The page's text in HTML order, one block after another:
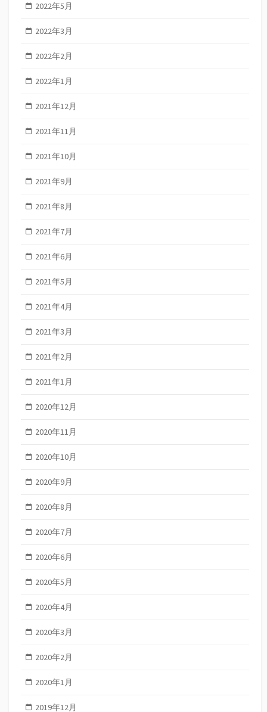
2022年5月
2022年3月
2022年2月
2022年1月
2021年12月
2021年11月
2021年10月
2021年9月
2021年8月
2021年7月
2021年6月
2021年5月
2021年4月
2021年3月
2021年2月
2021年1月
2020年12月
2020年11月
2020年10月
2020年9月
2020年8月
2020年7月
2020年6月
2020年5月
2020年4月
2020年3月
2020年2月
2020年1月
2019年12月